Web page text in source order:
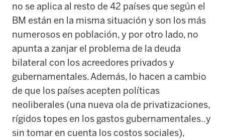
no se aplica al resto de 42 países que según el
BM están en la misma situación y son los más
numerosos en población, y por otro lado, no
apunta a zanjar el problema de la deuda
bilateral con los acreedores privados y
gubernamentales. Además, lo hacen a cambio
de que los países acepten políticas
neoliberales (una nueva ola de privatizaciones,
rígidos topes en los gastos gubernamentales..y
sin tomar en cuenta los costos sociales),